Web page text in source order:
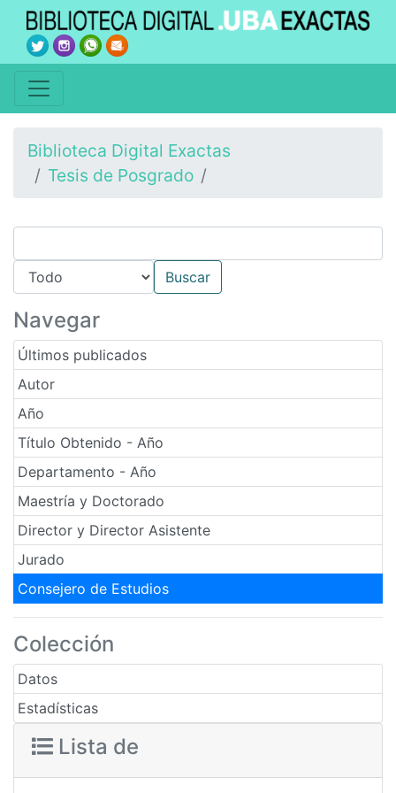
Biblioteca Digital Exactas
Tesis de Posgrado
Navegar
Últimos publicados
Autor
Año
Título Obtenido - Año
Departamento - Año
Maestría y Doctorado
Director y Director Asistente
Jurado
Consejero de Estudios
Colección
Datos
Estadísticas
Lista de